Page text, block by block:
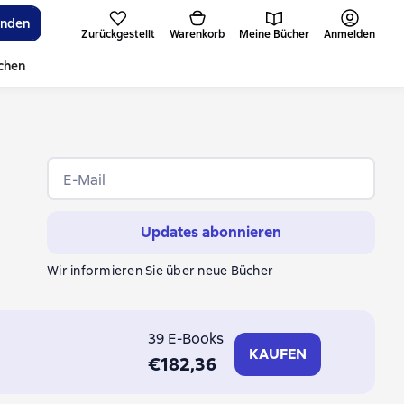
Zurückgestellt Warenkorb Meine Bücher Anmelden
E-Mail
Updates abonnieren
Wir informieren Sie über neue Bücher
39 E-Books
€182,36 KAUFEN